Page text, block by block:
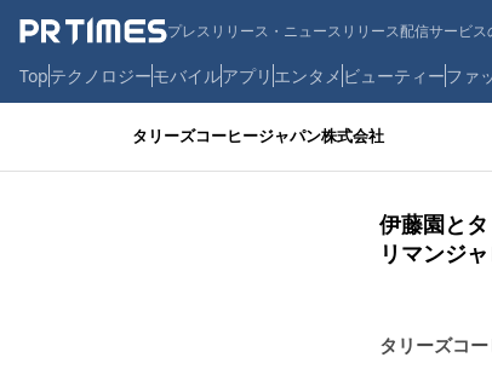
プレスリリース・ニュースリリース配信サービス
Topテクノロジーモバイルアプリ エンタメ ビューティーファ
タリーズコーヒージャパン株式会社
伊藤園と
リマンジ
タリーズコ